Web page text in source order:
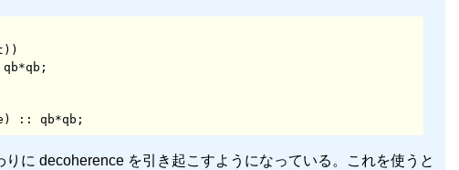
:: qb*qb;
に decoherence を引き起こすようになっている。これを使うと